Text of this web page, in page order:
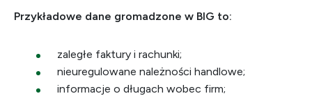
Przykładowe dane gromadzone w BIG to:
zaległe faktury i rachunki;
nieuregulowane należności handlowe;
informacje o długach wobec firm;